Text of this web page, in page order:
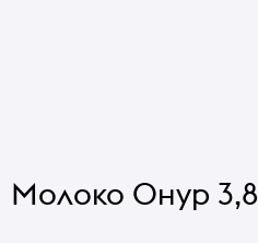
Молоко Онур